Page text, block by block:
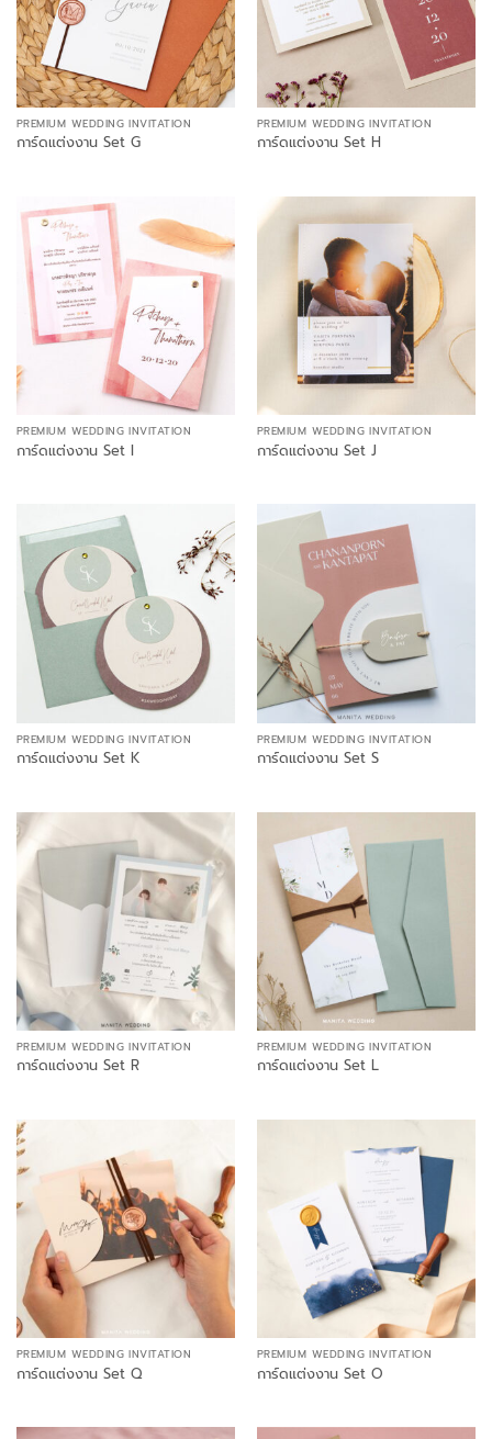
PREMIUM WEDDING INVITATION
การ์ดแต่งงาน Set G
PREMIUM WEDDING INVITATION
การ์ดแต่งงาน Set H
PREMIUM WEDDING INVITATION
การ์ดแต่งงาน Set I
PREMIUM WEDDING INVITATION
การ์ดแต่งงาน Set J
PREMIUM WEDDING INVITATION
การ์ดแต่งงาน Set K
PREMIUM WEDDING INVITATION
การ์ดแต่งงาน Set S
PREMIUM WEDDING INVITATION
การ์ดแต่งงาน Set R
PREMIUM WEDDING INVITATION
การ์ดแต่งงาน Set L
PREMIUM WEDDING INVITATION
การ์ดแต่งงาน Set Q
PREMIUM WEDDING INVITATION
การ์ดแต่งงาน Set O